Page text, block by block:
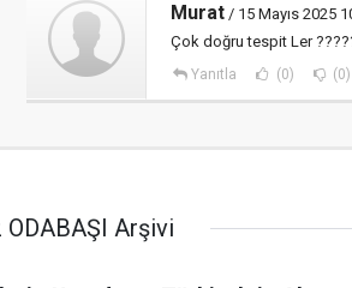
Murat / 15 Mayıs 2025
Çok doğru tespit Ler
Yanıtla (0) (0)
Arşivi